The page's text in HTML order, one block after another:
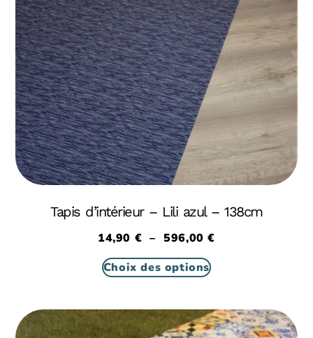
Tapis d’intérieur – Lili azul – 138cm
14,90 € – 596,00€
Choix des options